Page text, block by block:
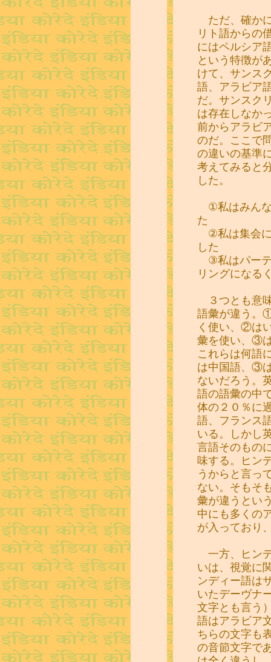
ただ、確か
リト語からの
にはペルシア
という特徴が
けて、サンス
語、アラビア
だ。サンスク
は存在しなか
前からアラビ
のだ。ここで
の違いの基準
考えてみると
した。
①私はみんな
た
②私は集会に
した
③私はパーテ
リングになる
３つとも意
語彙が違う。
く使い、②は
彙を使い、③
これらは何語
は中国語、③
ないだろう。
語の語彙の中
体の２０％に
語、フランス
いる。しかし
言語そのもの
味する。ヒン
うからと言っ
ない。そもそ
彙が違うとい
中にも多くの
が入っており
一方、ヒン
いは、視覚に
ンディー語は
いたデーヴナ
文字とも言う
語はアラビア
ちらの文字も
の音節文字で